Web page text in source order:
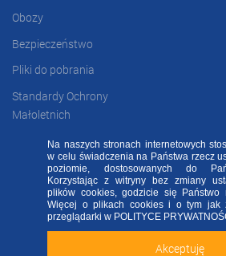
Sprawdź naszą aplikację
Zainstaluj
Obozy
Bezpieczeństwo
Pliki do pobrania
Standardy Ochrony
Małoletnich
FOOTBALL ACADEMY
| ul. Kowalska
ALL RIGHTS RESERVED - WSZELKIE
FAQ RODO FA
Deklaracja
Akceptuję
Na naszych stronach internetowych
w celu świadczenia na Państwa rzecz
poziomie, dostosowanych do
Korzystając z witryny bez zmiany
plików cookies, godzicie się Państwo
Więcej o plikach cookies i o tym jak
przeglądarki w POLITYCE